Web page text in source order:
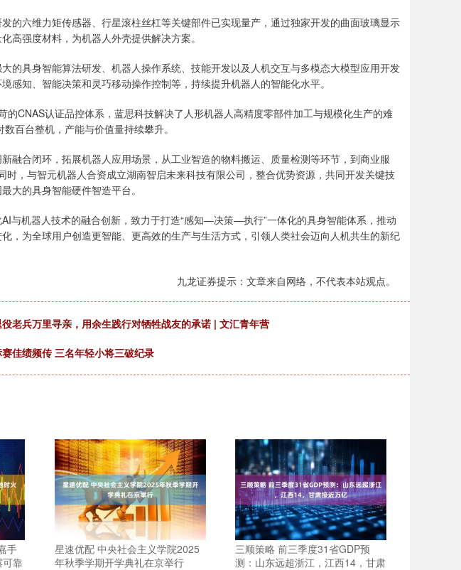
的六维力矩传感器、行星滚柱丝杠等关键部件已实现量产，通过独家开发的曲面玻璃显示
高强度材料，为机器人外壳提供解决方案。
的具身智能算法研发、机器人操作系统、技能开发以及人机交互与多模态大模型应用开发
感知、智能决策和灵巧移动操作控制等，持续提升机器人的智能化水平。
的CNAS认证品控体系，蓝思科技解决了人形机器人高精度零部件加工与规模化生产的难
百台整机，产能与价值量持续攀升。
融合闭环，拓展机器人应用场景，从工业智造的物料搬运、质量检测等环节，到商业服
时，与智元机器人合资成立湖南智启未来科技有限公司，整合优势资源，共同开发关键技
大的具身智能硬件智造平台。
与机器人技术的融合创新，致力于打造“感知—决策—执行”一体化的具身智能体系，推动
，为全球用户创造更智能、更高效的生产与生活方式，引领人类社会迈向人机共生的新纪
九龙证券提示：文章来自网络，不代表本站观点。
老兵万里寻亲，用余生践行对牺牲战友的承诺 | 文汇青年营
佳绩频传 三名年轻小将三破纪录
手
靠
星速优配 中央社会主义学院2025
年秋季学期开学典礼在京举行
三顺策略 前三季度31省GDP预
测：山东远超浙江，江西14，甘肃